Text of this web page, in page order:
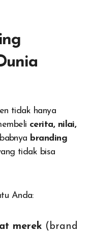
tidak hanya
cerita, nilai,
branding
tidak bisa
Anda:
merek (brand